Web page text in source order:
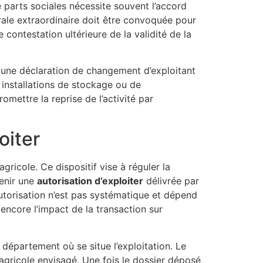
sociales nécessite souvent l’accord
extraordinaire doit être convoquée pour
contestation ultérieure de la validité de la
déclaration de changement d’exploitant
de stockage ou de
la reprise de l’activité par
Ce dispositif vise à réguler la
une autorisation d’exploiter délivrée par
n’est pas systématique et dépend
l’impact de la transaction sur
où se situe l’exploitation. Le
envisagé. Une fois le dossier déposé,